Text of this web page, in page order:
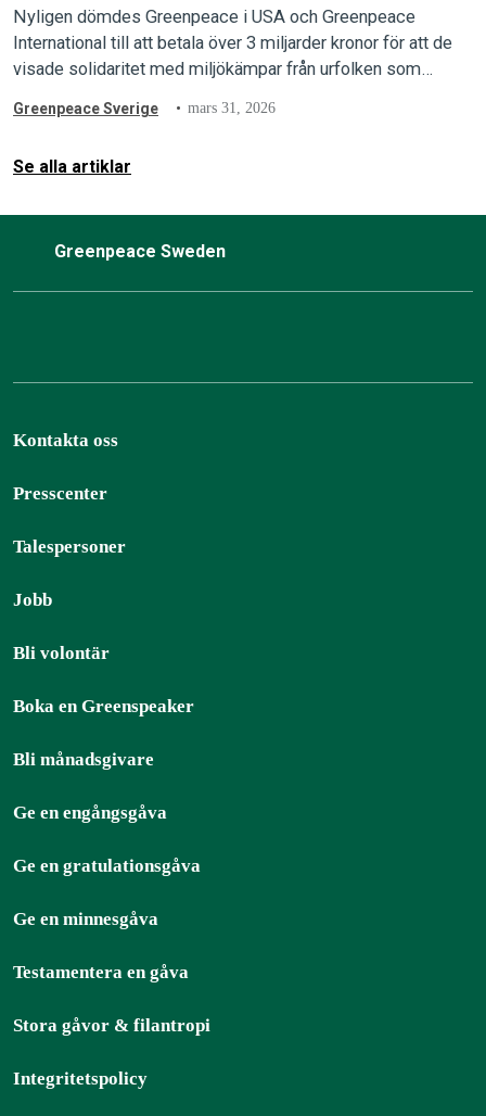
Nyligen dömdes Greenpeace i USA och Greenpeace
International till att betala över 3 miljarder kronor för att de
visade solidaritet med miljökämpar från urfolken som
Greenpeace Sverige mars 31, 2026
Se alla artiklar
Greenpeace Sweden
Kontakta oss
Presscenter
Talespersoner
Jobb
Bli volontär
Boka en Greenspeaker
Bli månadsgivare
Ge en engångsgåva
Ge en gratulationsgåva
Ge en minnesgåva
Testamentera en gåva
Stora gåvor & filantropi
Integritetspolicy